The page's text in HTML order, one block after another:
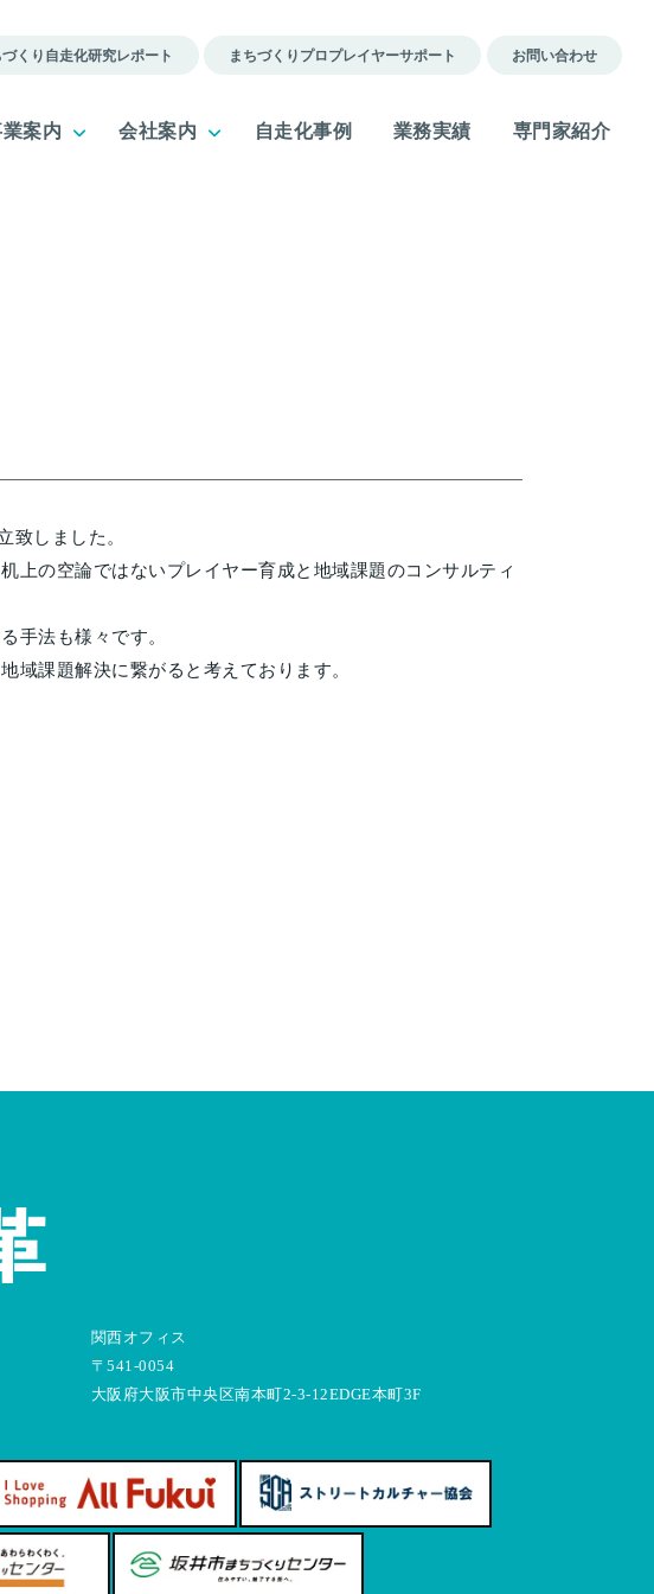
づくり自走化研究レポート まちづくりプロプレイヤーサポート お問い合わせ
案内 会社案内 自走化事例 業務実績 専門家紹介
致しました。
上の空論ではないプレイヤー育成と地域課題のコンサルティ
手法も様々です。
域課題解決に繋がると考えております。
関西オフィス
〒541-0054
大阪府大阪市中央区南本町2-3-12EDGE本町3F